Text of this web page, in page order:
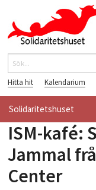
Hoppa till
Sökformulär
Hitta hit Kalendarium
Solidaritetshuset
HEM
ISM-kafé:
Jammal
Center